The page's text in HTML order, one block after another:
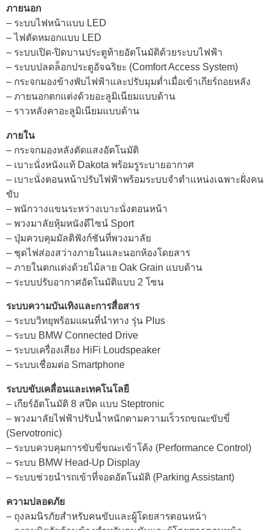
ภายนอก
– ระบบไฟหน้าแบบ LED
– ไฟตัดหมอกแบบ LED
– ระบบเปิด-ปิดบานประตูท้ายอัตโนมัติด้วยระบบไฟฟ้า
– ระบบปลดล็อกประตูอัจฉริยะ (Comfort Access System)
– กระจกมองข้างพับไฟฟ้าและปรับมุมต่ำเมื่อเข้าเกียร์ถอยหลัง
– ภายนอกตกแต่งด้วยอะลูมิเนียมแบบด้าน
– ราวหลังคาอะลูมิเนียมแบบด้าน
ภายใน
– กระจกมองหลังตัดแสงอัตโนมัติ
– เบาะนั่งหนังแท้ Dakota พร้อมรูระบายอากาศ
– เบาะนั่งตอนหน้าปรับไฟฟ้าพร้อมระบบจำตำแหน่งเฉพาะฝั่งคน
ขับ
– พนักวางแขนระหว่างเบาะนั่งตอนหน้า
– พวงมาลัยหุ้มหนังดีไซน์ Sport
– ปุ่มควบคุมมัลติฟังก์ชันที่พวงมาลัย
– ชุดไฟส่องสว่างภายในและนอกห้องโดยสาร
– ภายในตกแต่งด้วยไม้ลาย Oak Grain แบบด้าน
– ระบบปรับอากาศอัตโนมัติแบบ 2 โซน
ระบบความบันเทิงและการสื่อสาร
– ระบบวิทยุพร้อมแผนที่นำทาง รุ่น Plus
– ระบบ BMW Connected Drive
– ระบบเครื่องเสียง HiFi Loudspeaker
– ระบบเชื่อมต่อ Smartphone
ระบบขับเคลื่อนและเทคโนโลยี
– เกียร์อัตโนมัติ 8 สปีด แบบ Steptronic
– พวงมาลัยไฟฟ้าปรับน้ำหนักตามความเร็วรถขณะขับขี่
(Servotronic)
– ระบบควบคุมการขับขี่ขณะเข้าโค้ง (Performance Control)
– ระบบ BMW Head-Up Display
– ระบบช่วยนำรถเข้าที่จอดอัตโนมัติ (Parking Assistant)
ความปลอดภัย
– ถุงลมนิรภัยสำหรับคนขับและผู้โดยสารตอนหน้า